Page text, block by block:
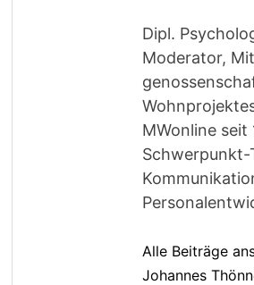
Dipl.
Moderator,
MWonline seit
Schwerpunkt-
Alle Beiträge
Johannes